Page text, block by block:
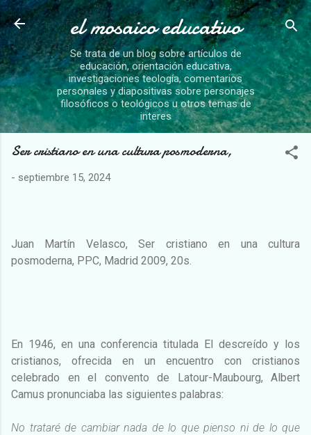
Ir al contenido principal
el mosaico educativo
Se trata de un blog sobre artículos de
educación, orientación educativa,
investigaciones teología, comentarios
personales y diapositivas sobre personajes
filosóficos o teológicos u otros temas de
interes
Ser cristiano en una cultura posmoderna,
- septiembre 15, 2024
Juan Martín Velasco, Ser cristiano en una cultura
posmoderna, PPC, Madrid 2009, 20s.
En 1946, en una conferencia titulada El descreído y los
cristianos, ofrecida en un encuentro con cristianos
celebrado en el convento de Latour-Maubourg, Albert
Camus pronunciaba las siguientes palabras:
No trataré de cambiar nada de lo que pienso ni de lo que